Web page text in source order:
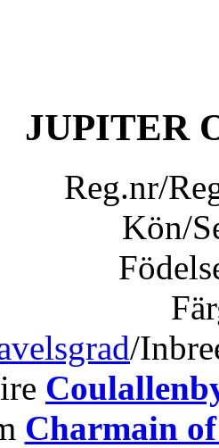
JUPITER
Reg.nr/
Kön/
/
Charmain